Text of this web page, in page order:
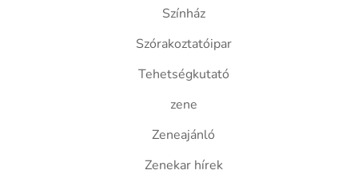
Színház
Szórakoztatóipar
Tehetségkutató
zene
Zeneajánló
Zenekar hírek